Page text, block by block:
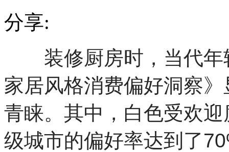
分享:
厨
房
当
代
年
轻
装修厨房时，当代年
家居风格消费偏好洞察
青睐。其中，白色受欢
级城市的偏好率达到了